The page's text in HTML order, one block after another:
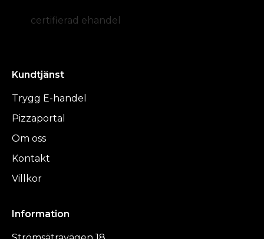
certifierad ehandel
Kundtjänst
Trygg E-handel
Pizzaportal
Om oss
Kontakt
Villkor
Information